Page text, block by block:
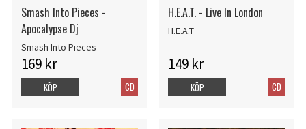
Smash Into Pieces -
Apocalypse Dj
Smash Into Pieces
169 kr
CD
KÖP
H.E.A.T. - Live In London
H.E.A.T
149 kr
CD
KÖP